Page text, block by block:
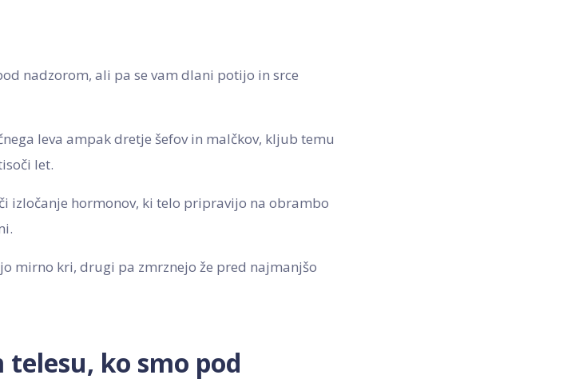
nadzorom, ali pa se vam dlani potijo in srce
leva ampak dretje šefov in malčkov, kljub temu
let.
izločanje hormonov, ki telo pripravijo na obrambo
mirno kri, drugi pa zmrznejo že pred najmanjšo
telesu, ko smo pod